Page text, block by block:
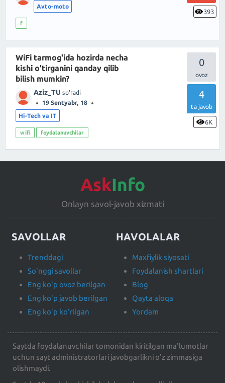
393
Avto-moto
f
0
4
ta javob
6K
WiFi tarmog'ida hozirda necha
kishi o'tirganini qanday qilib
bilish mumkin?
Aziz_TU so'radi
19 Sentyabr, 18
Hi-Tech va IT
wifi foydalanuvchilar
AskInfo
Onlayn savol-javob xizmati
SAVOLLAR
Trenddagi
So'nggi savollar
Eng ko'p ovoz berilgan
Eng ko'p javob berilgan
Eng ko'p ko'rilgan
HAVOLALAR
Maxfiylik siyosati
Foydalanish shartlari
Blog
Qayta aloqa
Yordam
Saytda foydalanuvchilar tomonidan kiritilgan ma'lumotlar
uchun sayt administratorlari javobgarlikni o'z zimmasiga
olishmaydi.